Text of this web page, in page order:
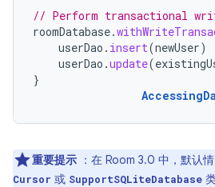
// Perform transactional
roomDatabase.
userDao . insert(newUser)
userDao .update(
}
重要提示 ：在 Room 3.0 中，默认
Cursor 或 SupportSQLiteDatabase